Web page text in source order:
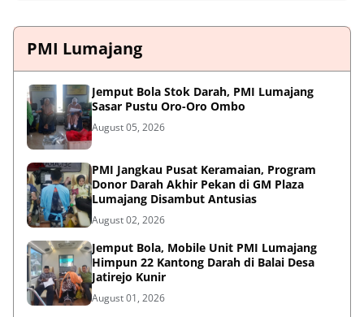
PMI Lumajang
Jemput Bola Stok Darah, PMI Lumajang
Sasar Pustu Oro-Oro Ombo
August 05, 2026
PMI Jangkau Pusat Keramaian, Program
Donor Darah Akhir Pekan di GM Plaza
Lumajang Disambut Antusias
August 02, 2026
Jemput Bola, Mobile Unit PMI Lumajang
Himpun 22 Kantong Darah di Balai Desa
Jatirejo Kunir
August 01, 2026